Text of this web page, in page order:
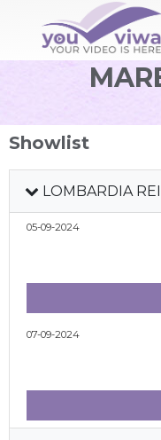
Showlist
LOMBARDIA
05-09-2024
07-09-2024